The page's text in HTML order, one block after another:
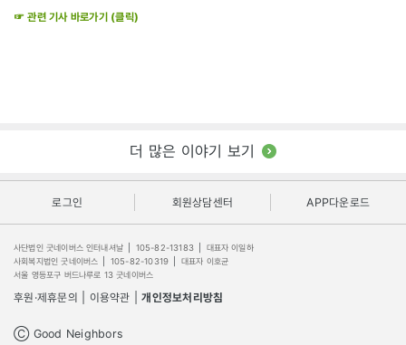
☞ 관련 기사 바로가기 (클릭)
더 많은 이야기 보기
로그인 회원상담센터 APP다운로드
사단법인 굿네이버스 인터내셔날 105-82-13183
대표자 이일하
사회복지법인 굿네이버스
105-82-10319
대표자 이호균
서울 영등포구 버드나루로 13 굿네이버스
후원·제휴문의 이용약관 개인정보처리방침
Ⓒ Good Neighbors